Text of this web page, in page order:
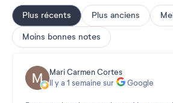
Plus récents Plus anciens
Moins bonnes notes
Mari Carmen Cortes
Il y a 1 semaine sur
Google